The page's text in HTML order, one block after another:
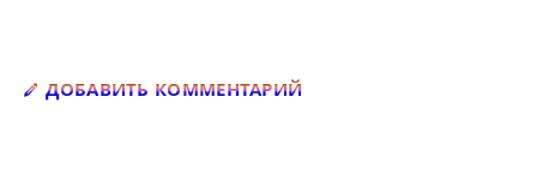
ДОБАВИТЬ КОММЕНТАРИЙ